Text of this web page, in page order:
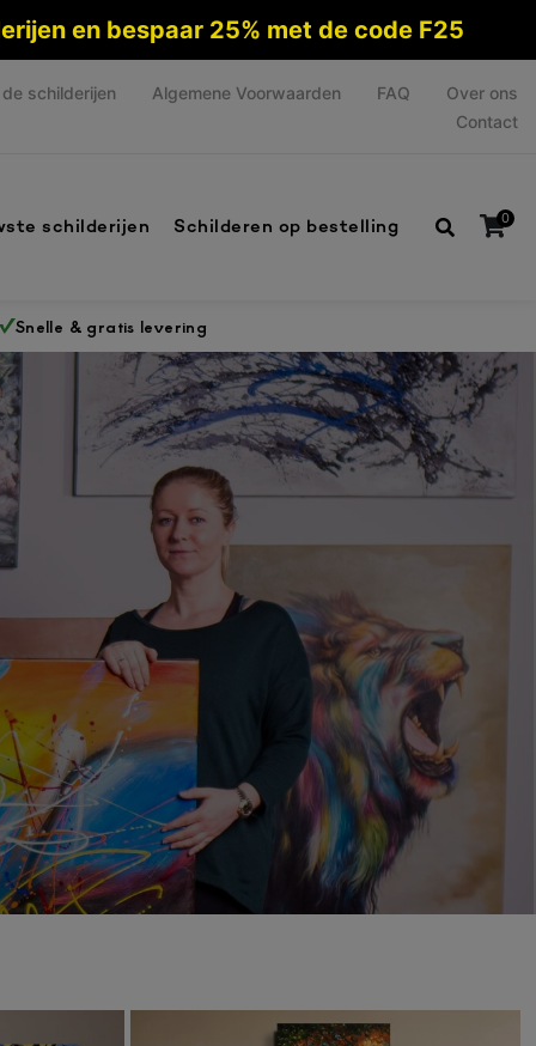
en bespaar 25% met de code F25
schilderijen Algemene Voorwaarden FAQ
Over ons
Contact
schilderijen Schilderen op bestelling 0
Geen producten in de winkelwagen.
Snelle & gratis levering